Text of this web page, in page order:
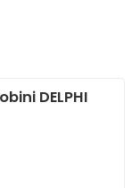
DELPHI